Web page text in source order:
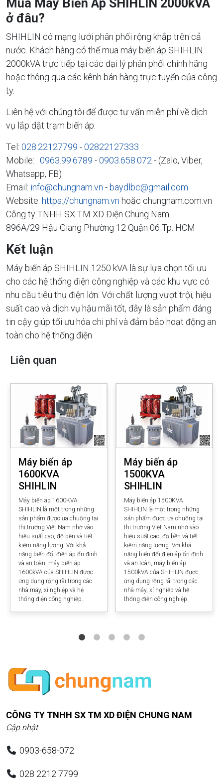
Mua Máy Biến Áp SHIHLIN 2000kVA
ở đâu?
SHIHLIN có mạng lưới phân phối rộng khắp trên cả
nước. Khách hàng có thể mua máy biến áp SHIHLIN
2000kVA trực tiếp tại các đại lý phân phối chính hãng
hoặc thông qua các kênh bán hàng trực tuyến của công
ty.
Liên hệ với chúng tôi để được tư vấn miễn phí về dịch
vụ lắp đặt trạm biến áp.
Tel: 028.22127799 -02822127333
Mobile: : 0963.99.6789 -0903.658.072 - (Zalo, Viber,
Whatsapp, FB)
Email: info@chungnam.vn -baydlbc@gmail.com
Website: https://chungnam.vn hoặc chungnam.com.vn
Công ty TNHH SX TM XD Điện Chung Nam
896A/29 Hậu Giang Phường 12 Quận 06 Tp. HCM
Kết luận
Máy biến áp SHIHLIN 1250 kVA là sự lựa chọn tối ưu
cho các hệ thống điện công nghiệp và các khu vực có
nhu cầu tiêu thụ điện lớn. Với chất lượng vượt trội, hiệu
suất cao và dịch vụ hậu mãi tốt, đây là sản phẩm đáng
tin cậy giúp tối ưu hóa chi phí và đảm bảo hoạt động an
toàn cho hệ thống điện.
Liên quan
Máy biến áp
1600KVA
SHIHLIN
Máy biến áp 1600KVA
SHIHLIN là một trong những
sản phẩm được ưa chuộng tại
thị trường Việt Nam nhờ vào
hiệu suất cao, độ bền và tiết
kiệm năng lượng. Với khả
năng biến đổi điện áp ổn định
và an toàn, máy biến áp
1600kVA của SHIHLIN được
ứng dụng rộng rãi trong các
nhà máy, xí nghiệp và hệ
thống điện công nghiệp.
Máy biến áp
1500KVA
SHIHLIN
Máy biến áp 1500KVA
SHIHLIN là một trong những
sản phẩm được ưa chuộng tại
thị trường Việt Nam nhờ vào
hiệu suất cao, độ bền và tiết
kiệm năng lượng. Với khả
năng biến đổi điện áp ổn định
và an toàn, máy biến áp
1500kVA của SHIHLIN được
ứng dụng rộng rãi trong các
nhà máy, xí nghiệp và hệ
thống điện công nghiệp.
CÔNG TY TNHH SX TM XD ĐIỆN CHUNG NAM
Cập nhật
0903-658-072
028 2212 7799